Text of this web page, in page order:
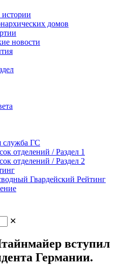
истории
домов
новости
служба ГС
отделений / Раздел 1
отделений / Раздел 2
Гвардейский Рейтинг
✕
вступил
Германии.